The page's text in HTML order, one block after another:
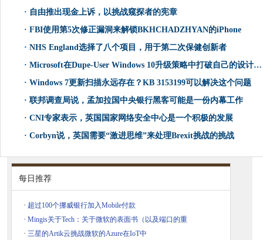
· 自由推出现金上诉，以挑战窥探者的宪章
· FBI使用第5次修正漏洞来解锁BKHCHADZHYAN的iPhone
· NHS England选择了八个项目，用于第二次保健创新者
· Microsoft在Dupe-User Windows 10升级策略中打破自己的设计规则
· Windows 7更新扫描永远存在？KB 3153199可以解决这个问题
· 联邦调查局说，孟加拉国中央银行黑客可能是一份内幕工作
· CNI专家表示，英国国家网络安全中心是一个积极的发展
· Corbyn说，英国需要“激进思维”来处理Brexit挑战的挑战
每日推荐
· 超过100个挪威银行加入Mobile付款
· Mingis关于Tech：关于微软的表面书（以及端口的重
· 三星的Artik云挑战微软的Azure在IoT中